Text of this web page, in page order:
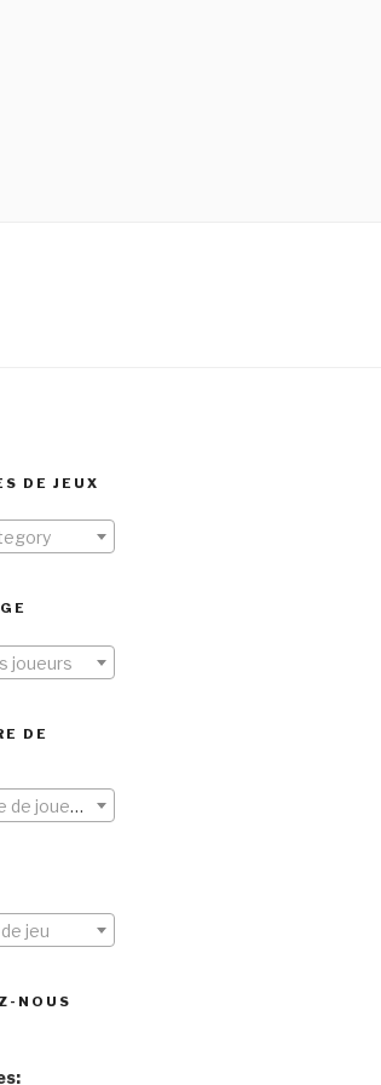
DE JEUX
joueurs
DE
Any Nombre de joueurs
jeu
NOUS